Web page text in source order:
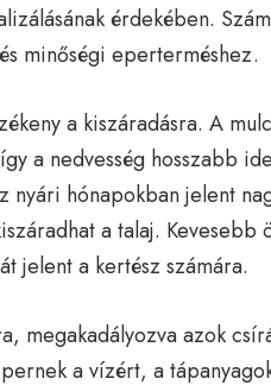
érdekében.
minőségi eperterméshez.
a kiszáradásra. A
a nedvesség hosszabb
nyári hónapokban jelent
a talaj. Kevesebb
jelent a kertész számára.
megakadályozva azok
a vízért, a